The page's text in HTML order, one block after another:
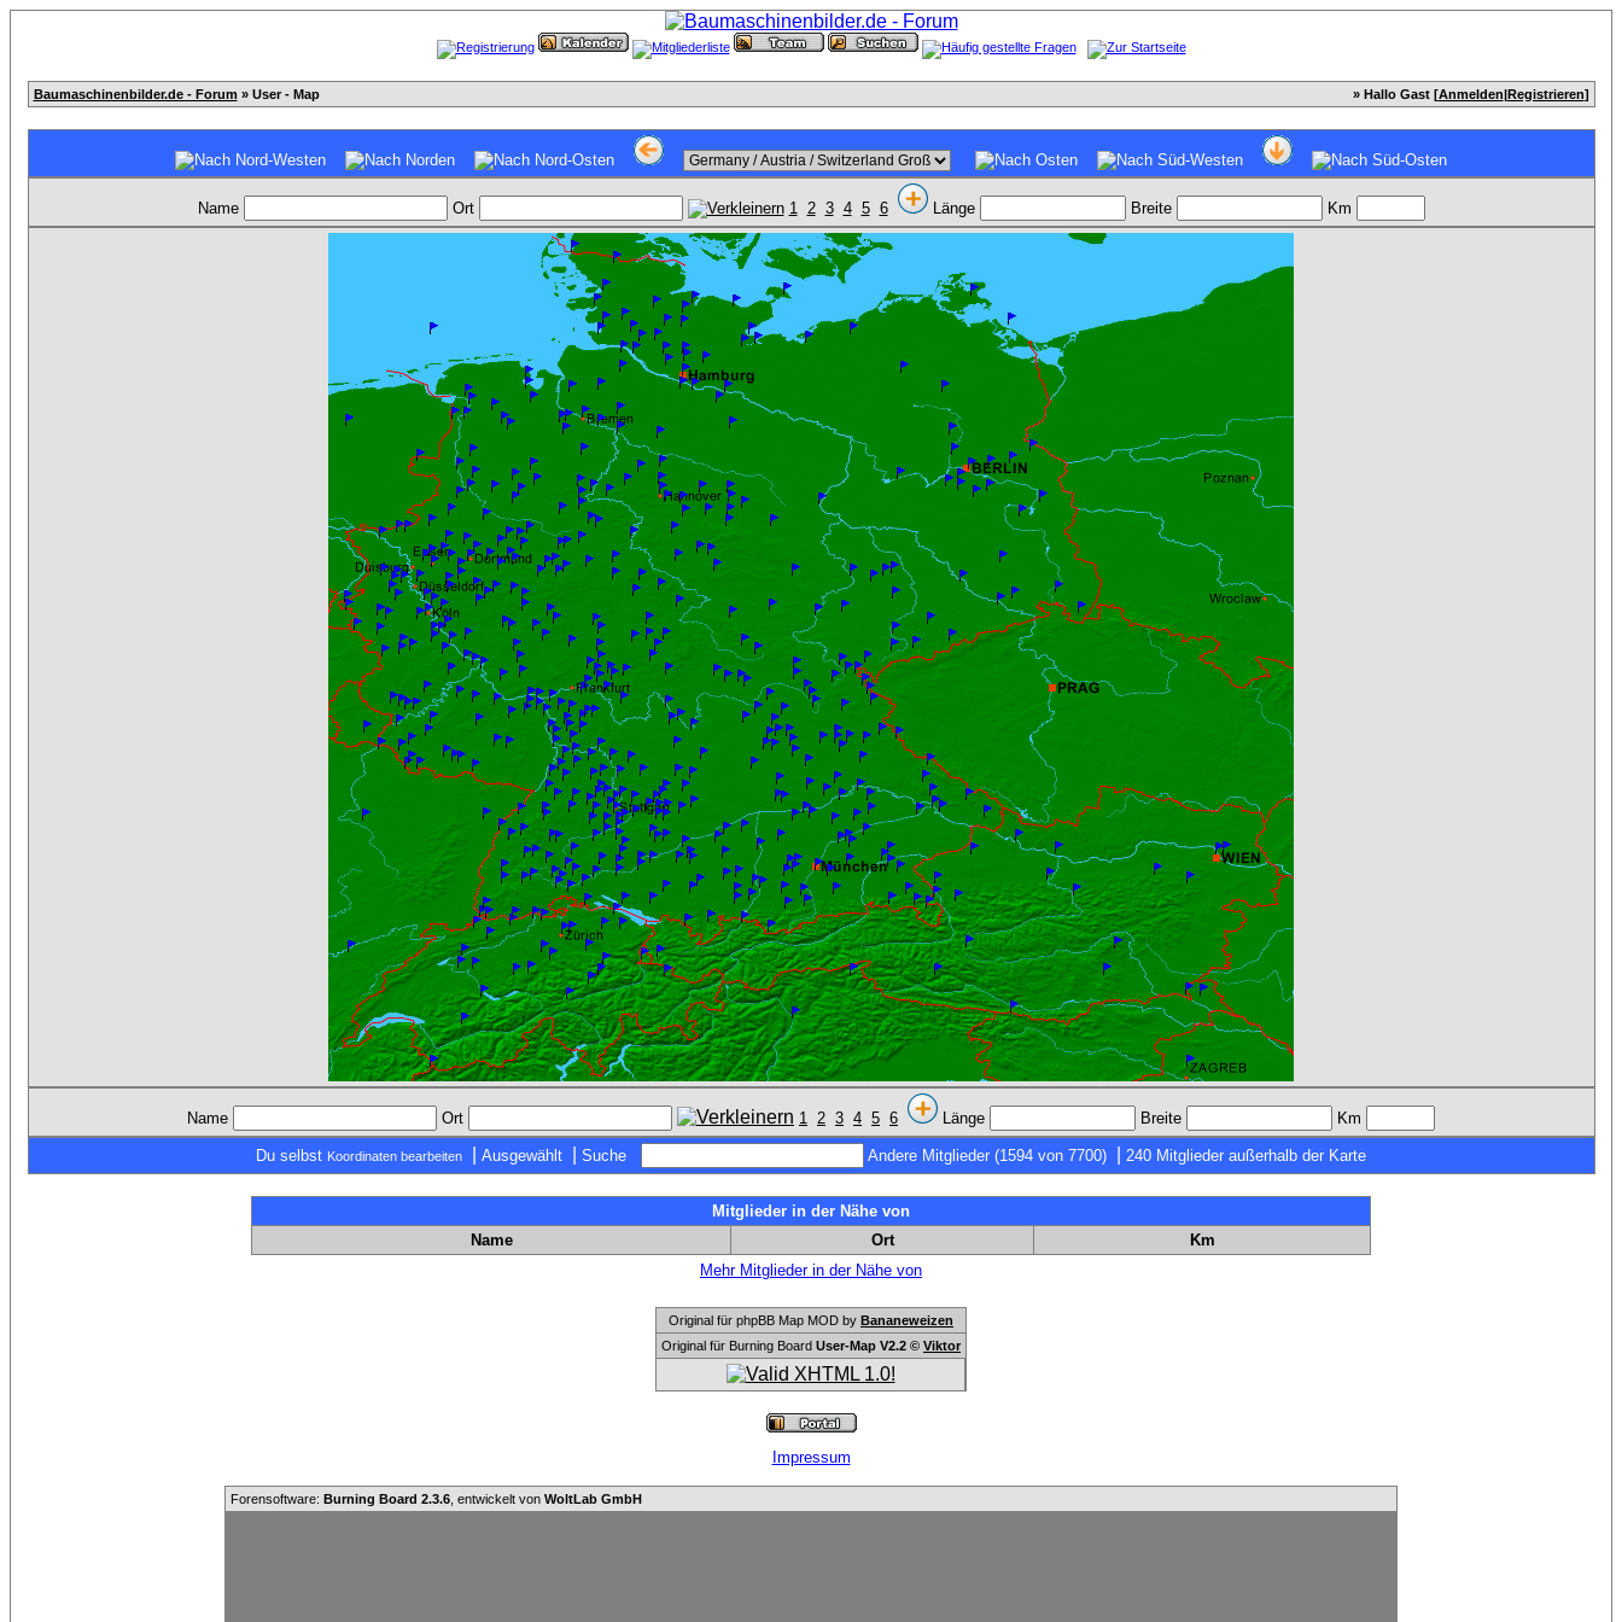
Baumaschinenbilder.de - Forum » User - Map » Hallo Gast [Anmelden|Registrieren]
Name Ort 1 2 3 4 5 6 Länge Breite Km
Name Ort 1 2 3 4 5 6 Länge Breite Km
Du selbst Koordinaten bearbeiten Ausgewählt Suche Andere Mitglieder (1594 von 7700) 240 Mitglieder außerhalb der Karte
Mitglieder in der Nähe von
Name
Ort
Km
Mehr Mitglieder in der Nähe von
Original für phpBB Map MOD by Bananeweizen
Original für Burning Board User-Map V2.2 © Viktor
Impressum
Forensoftware: Burning Board 2.3.6 , entwickelt von WoltLab GmbH